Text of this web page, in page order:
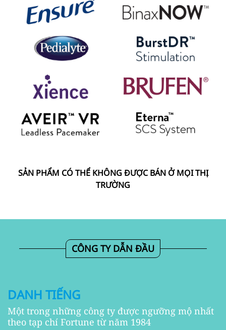
SẢN PHẨM CÓ THỂ KHÔNG ĐƯỢC BÁN Ở MỌI THỊ
TRƯỜNG
CÔNG TY DẪN ĐẦU
DANH TIẾNG
Một trong những công ty được ngưỡng mộ nhất
theo tạp chí Fortune từ năm 1984